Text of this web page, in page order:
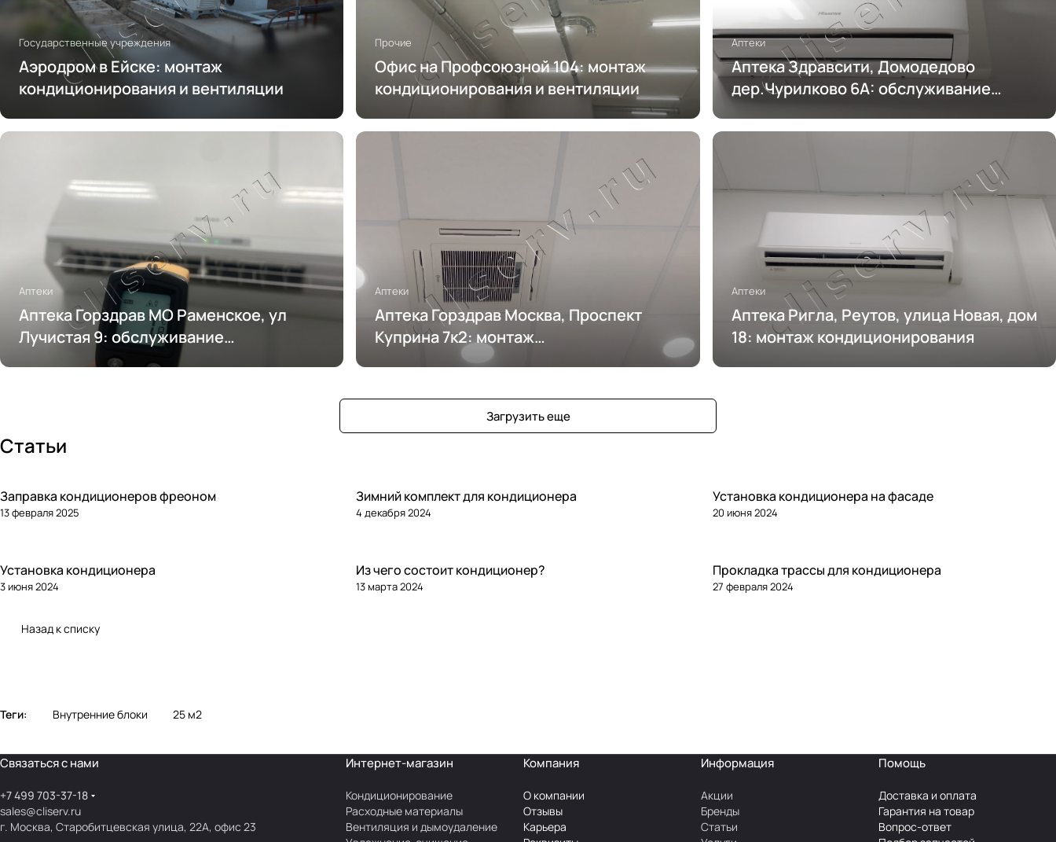
Государственные учреждения
Аэродром в Ейске: монтаж
кондиционирования и вентиляции
Прочие
Офис на Профсоюзной 104: монтаж
кондиционирования и вентиляции
Аптеки
Аптека Здравсити, Домодедово
дер.Чурилково 6А: обслуживание
Аптеки
Аптека Горздрав МО Раменское, ул
Лучистая 9: обслуживание
кондиционирования
Аптеки
Аптека Горздрав Москва, Проспект
Куприна 7к2: монтаж
кондиционирования
Аптеки
Аптека Ригла, Реутов, улица Новая, дом
18: монтаж кондиционирования
Загрузить еще
Статьи
Заправка кондиционеров фреоном
13 февраля 2025
Зимний комплект для кондиционера
4 декабря 2024
Установка кондиционера на фасаде
20 июня 2024
Установка кондиционера
3 июня 2024
Из чего состоит кондиционер?
13 марта 2024
Прокладка трассы для кондиционера
27 февраля 2024
Назад к списку
Теги: Внутренние блоки 25 м2
Связаться с нами
+7 499 703-37-18
sales@cliserv.ru
г. Москва, Старобитцевская улица, 22А, офис 23
Интернет-магазин
Кондиционирование
Расходные материалы
Вентиляция и дымоудаление
Компания
О компании
Отзывы
Карьера
Информация
Акции
Бренды
Статьи
Помощь
Доставка и оплата
Гарантия на товар
Вопрос-ответ